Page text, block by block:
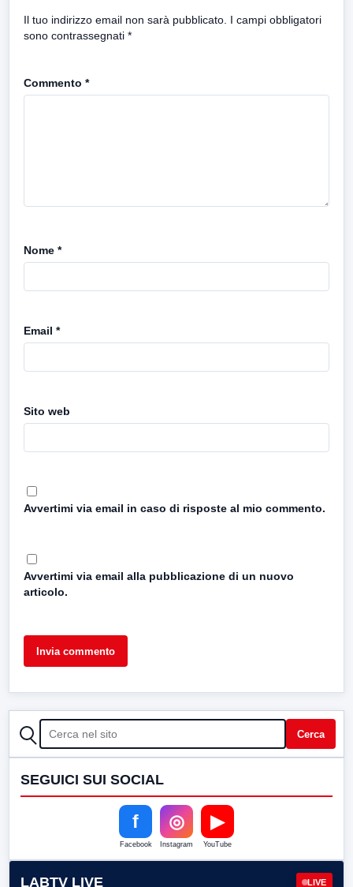
Il tuo indirizzo email non sarà pubblicato. I campi obbligatori
sono contrassegnati *
Commento *
Nome *
Email *
Sito web
Avvertimi via email in caso di risposte al mio commento.
Avvertimi via email alla pubblicazione di un nuovo
articolo.
CERCA Cerca
SEGUICI SUI SOCIAL
f
Facebook
◎
Instagram
▶
YouTube
LABTV LIVE LIVE